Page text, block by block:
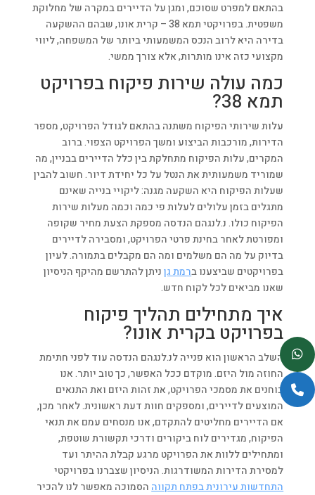
בהתאם למפרט שסוכם, ומגן על הדיירים במקרה של מחלוקת
משפטית. בפרויקטי תמא 38 – קרית אונו, שבהם ההשקעה
בדירה היא לרוב הנכס המשמעותי ביותר של המשפחה, ליווי
מקצועי כזה אינו מותרות, אלא צורך ממשי.
כמה עולה שירות פיקוח בפרויקט
תמא 38?
עלות שירותי הפיקוח משתנה בהתאם לגודל הפרויקט, מספר
הדירות, מורכבות הביצוע ומשך הפרויקט הצפוי. ברוב
המקרים, עלות הפיקוח מתחלקת בין כלל הדיירים בבניין, מה
שמוריד משמעותית את הנטל על כל יחידת דיור. חשוב להבין
שעלות הפיקוח היא השקעה מגנה: ליקויי בנייה שאינם
מתגלים בזמן עלולים לעלות פי כמה וכמה מעלות שירות
הפיקוח כולו. נ.לנגהם הנדסה מספקת הצעת מחיר שקופה
ומפורטת לאחר בחינת פרטי הפרויקט, ומסבירה לדיירים
בדיוק על מה הם משלמים ומה הם מקבלים בתמורה. לעיון
בפרויקטים שביצענו ברמת גןניתן להתרשם מהיקף הניסיון
שאנו מביאים לכל לקוח חדש.
איך מתחילים תהליך פיקוח
בפרויקט בקרית אונו?
השלב הראשון הוא פנייה לנ.לנגהם הנדסה עוד לפני חתימת
החוזה מול היזם. מוקדם ככל האפשר, כך טוב יותר. אנו
בוחנים את מסמכי הפרויקט, את זהות היזם ואת התנאים
המוצעים לדיירים, ומספקים חוות דעת ראשונית. לאחר מכן,
אם הדיירים מחליטים להתקדם, אנו מנסחים עמם את תנאי
הפיקוח, מגדירים לוח ביקורים ודרכי תקשורת שוטפת,
ומתחילים ללוות את הפרויקט מרגע קבלת ההיתר ועד
למסירת הדירות המשודרגות. הניסיון שצברנו בפרויקטי
התחדשות עירונית בפתח תקווה הסמוכה מאפשר לנו להכיר